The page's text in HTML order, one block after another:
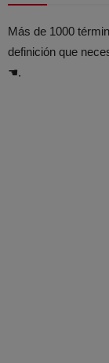
Más de 1000
definición que
☚.